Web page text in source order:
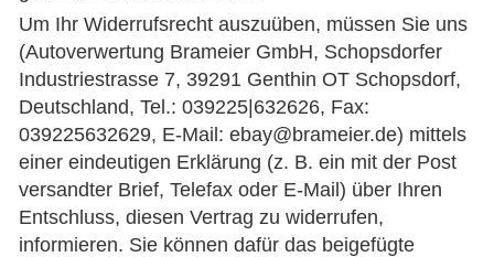
Um Ihr Widerrufsrecht auszuüben, müssen Sie uns
(Autoverwertung Brameier GmbH, Schopsdorfer
Industriestrasse 7, 39291 Genthin OT Schopsdorf,
Deutschland, Tel.: 039225|632626, Fax:
039225632629, E-Mail: ebay@brameier.de) mittels
einer eindeutigen Erklärung (z. B. ein mit der Post
versandter Brief, Telefax oder E-Mail) über Ihren
Entschluss, diesen Vertrag zu widerrufen,
informieren. Sie können dafür das beigefügte